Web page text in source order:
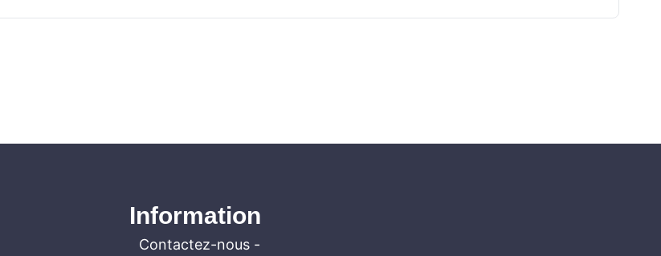
Information
Contactez-nous -